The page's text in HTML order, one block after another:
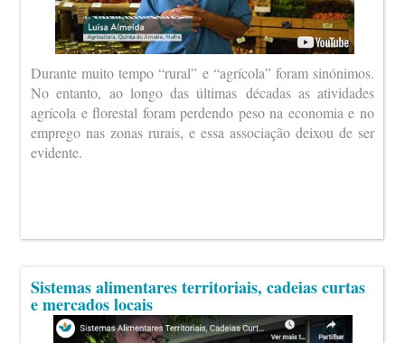
Durante muito tempo “rural” e “agrícola” foram sinónimos.
No entanto, ao longo das últimas décadas as atividades
agrícola e florestal foram perdendo peso na economia e no
emprego nas zonas rurais, e essa associação deixou de ser
evidente.
Sistemas alimentares territoriais, cadeias curtas
e mercados locais